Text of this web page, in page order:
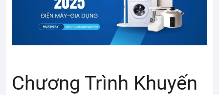
Chương Trình Khuyến